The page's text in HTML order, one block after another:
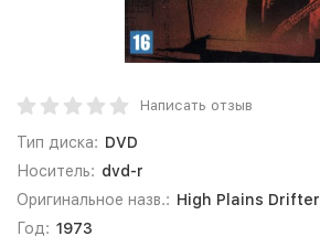
Написать отзыв
Тип диска: DVD
Носитель: dvd-r
Оригинальное назв.: High Plains Drifter
Год: 1973